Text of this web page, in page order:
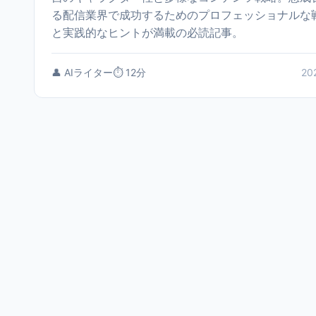
る配信業界で成功するためのプロフェッショナルな
と実践的なヒントが満載の必読記事。
👤 AIライター⏱️ 12分